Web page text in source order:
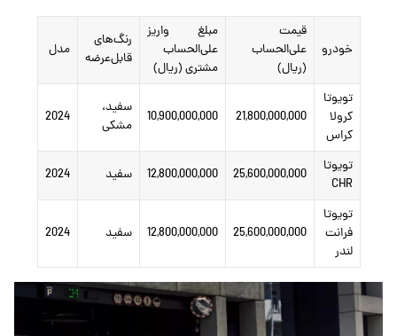
خودرو
قیمت
علی‌الحساب
(ریال)
مبلغ واریز
علی‌الحساب
مشتری‌ (ریال)
رنگ‌های
قابل‌عرضه
مدل
تویوتا
کرولا
کراس
21,800,000,000
10,900,000,000
سفید،
مشکی
2024
تویوتا
CHR
25,600,000,000
12,800,000,000 سفید 2024
تویوتا
فرانت
لندر
25,600,000,000
12,800,000,000 سفید 2024